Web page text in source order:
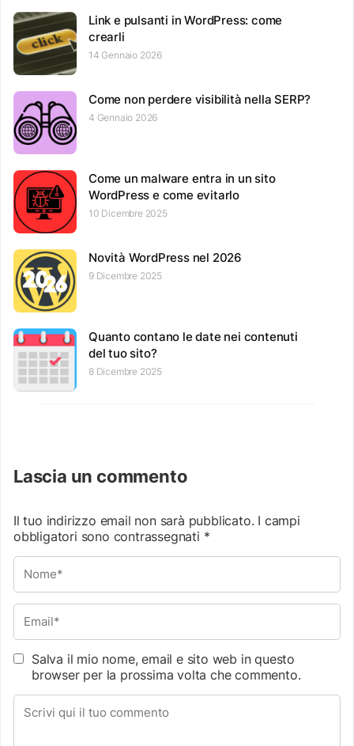
Link e pulsanti in WordPress: come
crearli
14 Gennaio 2026
Come non perdere visibilità nella SERP?
4 Gennaio 2026
Come un malware entra in un sito
WordPress e come evitarlo
10 Dicembre 2025
Novità WordPress nel 2026
9 Dicembre 2025
Quanto contano le date nei contenuti
del tuo sito?
8 Dicembre 2025
Lascia un commento
Il tuo indirizzo email non sarà pubblicato. I campi
obbligatori sono contrassegnati *
Salva il mio nome, email e sito web in questo
browser per la prossima volta che commento.